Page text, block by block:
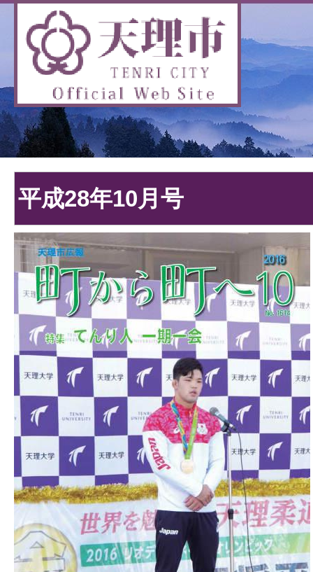
平成28年10月号